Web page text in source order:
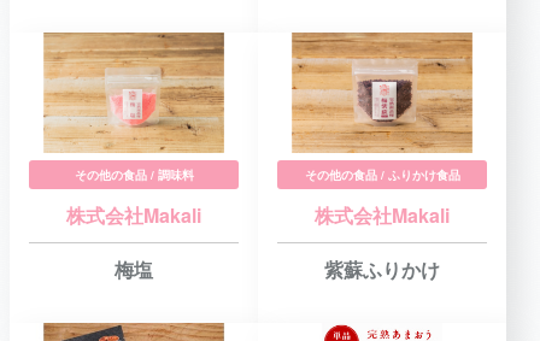
その他の食品 / 調味料
株式会社Makali
梅塩
その他の食品 / ふりかけ食品
株式会社Makali
紫蘇ふりかけ